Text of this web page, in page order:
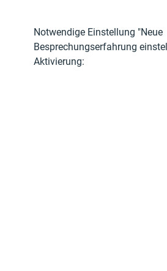
Notwendige Einstellung "Neue
Besprechungserfahrung
Aktivierung: